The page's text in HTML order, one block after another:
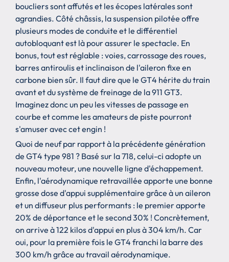
boucliers sont affutés et les écopes latérales sont
agrandies. Côté châssis, la suspension pilotée offre
plusieurs modes de conduite et le différentiel
autobloquant est là pour assurer le spectacle. En
bonus, tout est réglable : voies, carrossage des roues,
barres antiroulis et inclinaison de l'aileron fixe en
carbone bien sûr. Il faut dire que le GT4 hérite du train
avant et du système de freinage de la 911 GT3.
Imaginez donc un peu les vitesses de passage en
courbe et comme les amateurs de piste pourront
s'amuser avec cet engin !
Quoi de neuf par rapport à la précédente génération
de GT4 type 981 ? Basé sur la 718, celui-ci adopte un
nouveau moteur, une nouvelle ligne d'échappement.
Enfin, l'aérodynamique retravaillée apporte une bonne
grosse dose d'appui supplémentaire grâce à un aileron
et un diffuseur plus performants : le premier apporte
20% de déportance et le second 30% ! Concrètement,
on arrive à 122 kilos d'appui en plus à 304 km/h. Car
oui, pour la première fois le GT4 franchi la barre des
300 km/h grâce au travail aérodynamique.